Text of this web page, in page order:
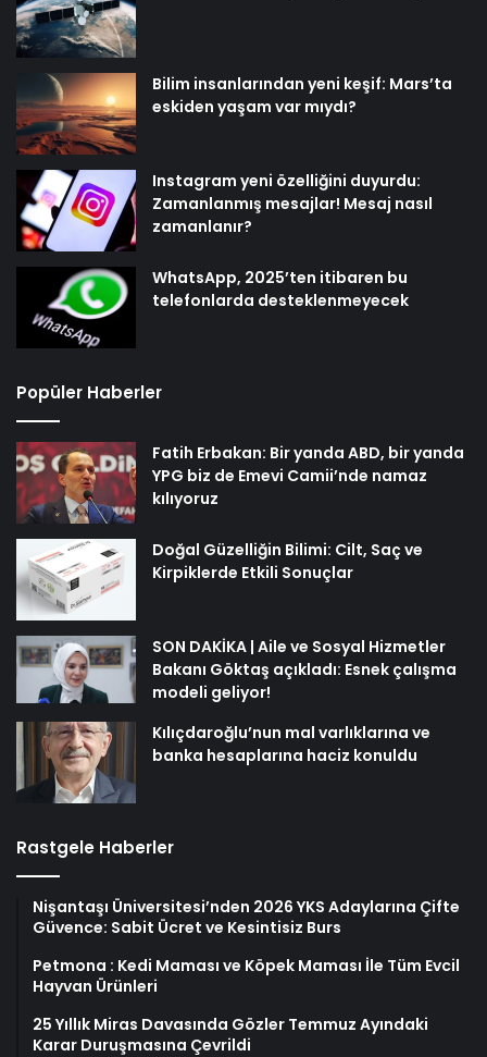
Bilim insanlarından yeni keşif: Mars’ta
eskiden yaşam var mıydı?
Instagram yeni özelliğini duyurdu:
Zamanlanmış mesajlar! Mesaj nasıl
zamanlanır?
WhatsApp, 2025’ten itibaren bu
telefonlarda desteklenmeyecek
Popüler Haberler
Fatih Erbakan: Bir yanda ABD, bir yanda
YPG biz de Emevi Camii’nde namaz
kılıyoruz
Doğal Güzelliğin Bilimi: Cilt, Saç ve
Kirpiklerde Etkili Sonuçlar
SON DAKİKA | Aile ve Sosyal Hizmetler
Bakanı Göktaş açıkladı: Esnek çalışma
modeli geliyor!
Kılıçdaroğlu’nun mal varlıklarına ve
banka hesaplarına haciz konuldu
Rastgele Haberler
Nişantaşı Üniversitesi’nden 2026 YKS Adaylarına Çifte
Güvence: Sabit Ücret ve Kesintisiz Burs
Petmona : Kedi Maması ve Köpek Maması İle Tüm Evcil
Hayvan Ürünleri
25 Yıllık Miras Davasında Gözler Temmuz Ayındaki
Karar Duruşmasına Çevrildi